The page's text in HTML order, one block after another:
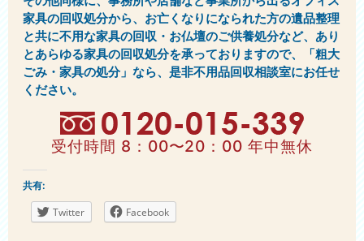
家具の回収処分から、お亡くなりになられた方の遺品整理
と共に不用な家具の回収・お仏壇のご供養処分など、あり
とあらゆる家具の回収処分を承っておりますので、「粗大
ごみ・家具の処分」なら、是非不用品回収相談室にお任せ
ください。
受付時間 8：00〜20：00 年中無休
共有:
Twitter Facebook